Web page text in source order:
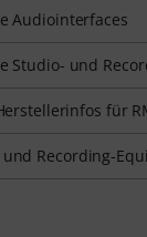
Audiointerfaces
Studio- und
für
und Recording-